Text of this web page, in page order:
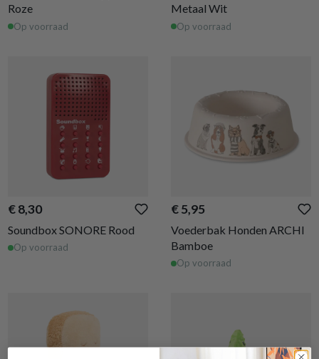
Roze
Op voorraad
Metaal Wit
Op voorraad
€ 8,30
Soundbox SONORE Rood
Op voorraad
€ 5,95
Voederbak Honden ARCHI
Bamboe
Op voorraad